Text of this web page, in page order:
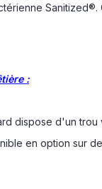
Sanitized®.
:
dispose d'un
en option sur